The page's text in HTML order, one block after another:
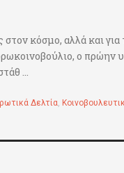
κόσμο, αλλά και
ο πρώην
...
Δελτία,